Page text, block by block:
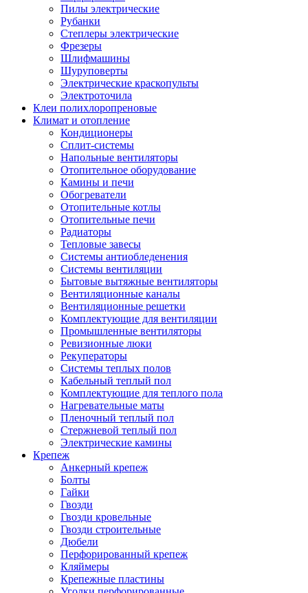
Пилы электрические
Рубанки
Степлеры электрические
Фрезеры
Шлифмашины
Шуруповерты
Электрические краскопульты
Электроточила
Клеи полихлоропреновые
Климат и отопление
Кондиционеры
Сплит-системы
Напольные вентиляторы
Отопительное оборудование
Камины и печи
Обогреватели
Отопительные котлы
Отопительные печи
Радиаторы
Тепловые завесы
Системы антиобледенения
Системы вентиляции
Бытовые вытяжные вентиляторы
Вентиляционные каналы
Вентиляционные решетки
Комплектующие для вентиляции
Промышленные вентиляторы
Ревизионные люки
Рекуператоры
Системы теплых полов
Кабельный теплый пол
Комплектующие для теплого пола
Нагревательные маты
Пленочный теплый пол
Стержневой теплый пол
Электрические камины
Крепеж
Анкерный крепеж
Болты
Гайки
Гвозди
Гвозди кровельные
Гвозди строительные
Дюбели
Перфорированный крепеж
Кляймеры
Крепежные пластины